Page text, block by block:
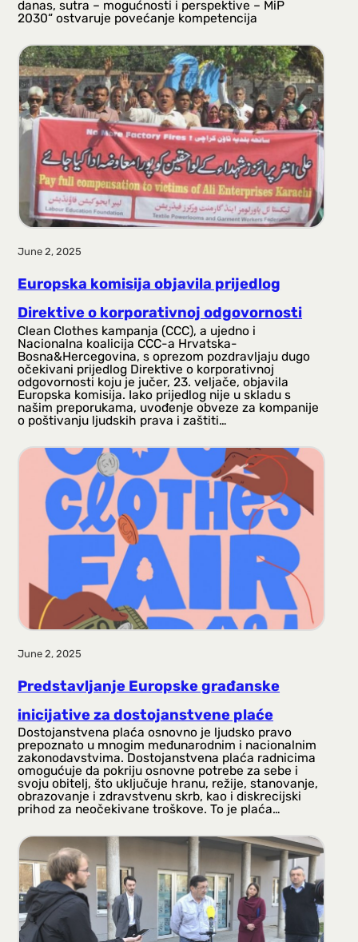
danas, sutra – mogućnosti i perspektive – MiP
2030“ ostvaruje povećanje kompetencija
June 2, 2025
Europska komisija objavila prijedlog
Direktive o korporativnoj odgovornosti
Clean Clothes kampanja (CCC), a ujedno i
Nacionalna koalicija CCC-a Hrvatska-
Bosna&Hercegovina, s oprezom pozdravljaju dugo
očekivani prijedlog Direktive o korporativnoj
odgovornosti koju je jučer, 23. veljače, objavila
Europska komisija. Iako prijedlog nije u skladu s
našim preporukama, uvođenje obveze za kompanije
o poštivanju ljudskih prava i zaštiti…
June 2, 2025
Predstavljanje Europske građanske
inicijative za dostojanstvene plaće
Dostojanstvena plaća osnovno je ljudsko pravo
prepoznato u mnogim međunarodnim i nacionalnim
zakonodavstvima. Dostojanstvena plaća radnicima
omogućuje da pokriju osnovne potrebe za sebe i
svoju obitelj, što uključuje hranu, režije, stanovanje,
obrazovanje i zdravstvenu skrb, kao i diskrecijski
prihod za neočekivane troškove. To je plaća…